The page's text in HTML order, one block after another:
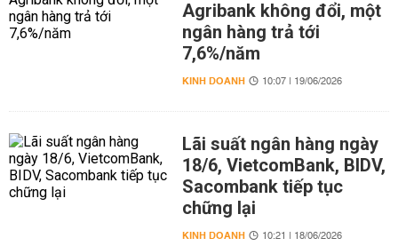
Agribank không đổi, một
ngân hàng trả tới
7,6%/năm
KINH DOANH 10:07 | 19/06/2026
Lãi suất ngân hàng ngày
18/6, VietcomBank, BIDV,
Sacombank tiếp tục
chững lại
KINH DOANH 10:21 | 18/06/2026